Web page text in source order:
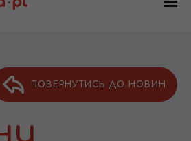
ПОВЕРНУТИСЬ ДО НОВИН